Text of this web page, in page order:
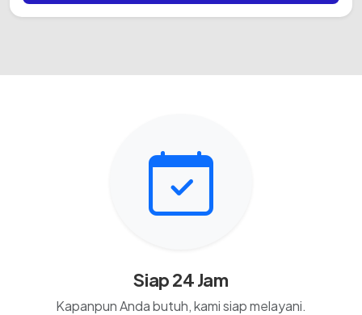
Siap 24 Jam
Kapanpun Anda butuh, kami siap melayani.